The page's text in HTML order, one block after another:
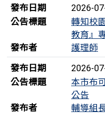
臺南市北門區文山
甄選第3次招考結果
臺南市北門區文
甄選第2次招考結果
本市布可星球網
臺南市北門區文
科長期代理教師第一
發布日期
2026-
公告標題
轉知校
教育』
發布者
護理師
發布日期
2026-
公告標題
本市布
公告
發布者
輔導組